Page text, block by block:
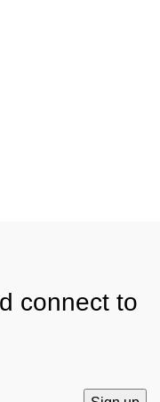
connect to